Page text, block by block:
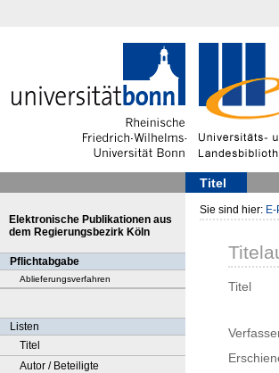
Titel
Elektronische Publikationen aus
dem Regierungsbezirk Köln
Pflichtabgabe
Ablieferungsverfahren
Listen
Titel
Autor / Beteiligte
Sie sind hier:
Titel